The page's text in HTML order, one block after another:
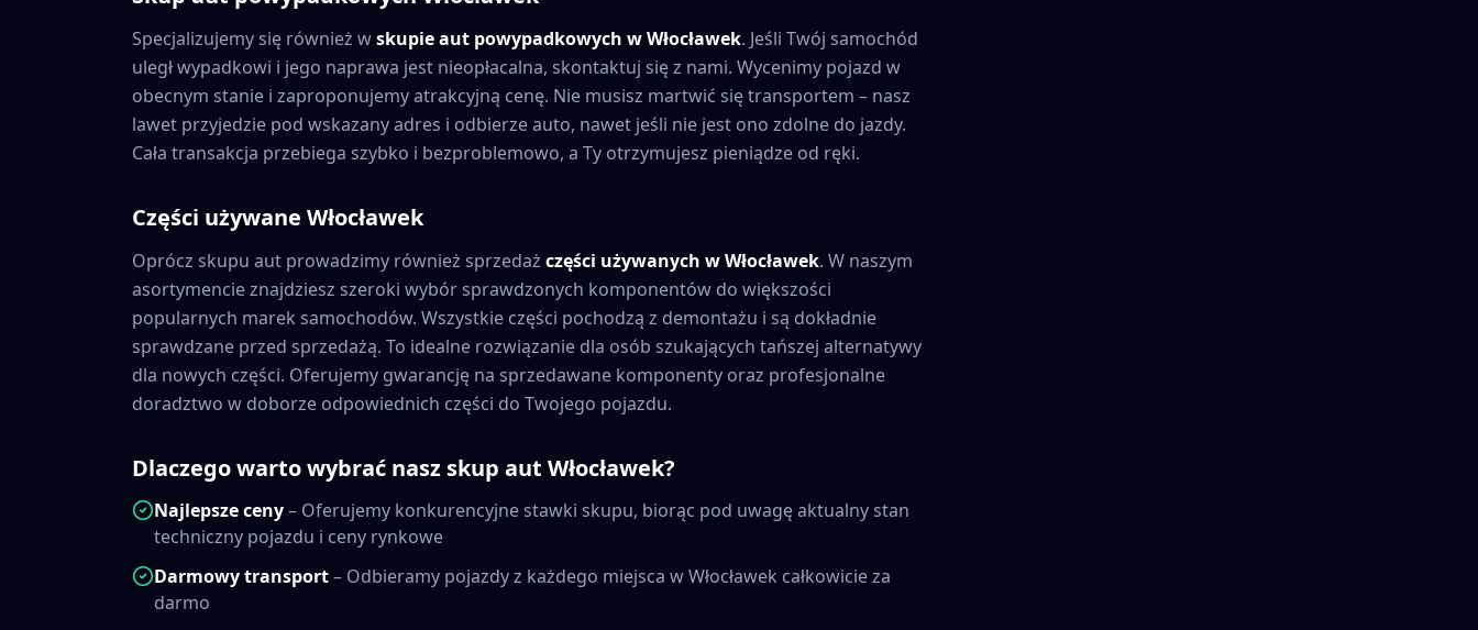
Specjalizujemy się również wskupie aut powypadkowych wWłocławek. Jeśli Twój samochód
uległ wypadkowi i jego naprawa jest nieopłacalna, skontaktuj się z nami. Wycenimy pojazd w
obecnym stanie i zaproponujemy atrakcyjną cenę. Nie musisz martwić się transportem – nasz
lawet przyjedzie pod wskazany adres i odbierze auto, nawet jeśli nie jest ono zdolne do jazdy.
Cała transakcja przebiega szybko i bezproblemowo, a Ty otrzymujesz pieniądze od ręki.
Części używane Włocławek
Oprócz skupu aut prowadzimy również sprzedaż części używanych wWłocławek. W naszym
asortymencie znajdziesz szeroki wybór sprawdzonych komponentów do większości
popularnych marek samochodów. Wszystkie części pochodzą z demontażu i są dokładnie
sprawdzane przed sprzedażą. To idealne rozwiązanie dla osób szukających tańszej alternatywy
dla nowych części. Oferujemy gwarancję na sprzedawane komponenty oraz profesjonalne
doradztwo w doborze odpowiednich części do Twojego pojazdu.
Dlaczego warto wybrać nasz skup aut Włocławek?
Najlepsze ceny– Oferujemy konkurencyjne stawki skupu, biorąc pod uwagę aktualny stan
techniczny pojazdu i ceny rynkowe
Darmowy transport– Odbieramy pojazdy z każdego miejsca wWłocławek całkowicie za
darmo